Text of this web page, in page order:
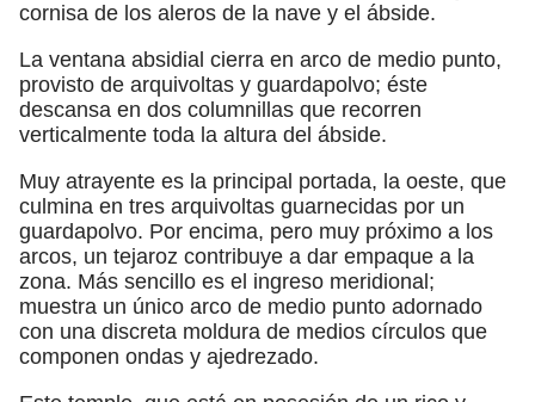
cornisa de los aleros de la nave y el ábside.
La ventana absidial cierra en arco de medio punto,
provisto de arquivoltas y guardapolvo; éste
descansa en dos columnillas que recorren
verticalmente toda la altura del ábside.
Muy atrayente es la principal portada, la oeste, que
culmina en tres arquivoltas guarnecidas por un
guardapolvo. Por encima, pero muy próximo a los
arcos, un tejaroz contribuye a dar empaque a la
zona. Más sencillo es el ingreso meridional;
muestra un único arco de medio punto adornado
con una discreta moldura de medios círculos que
componen ondas y ajedrezado.